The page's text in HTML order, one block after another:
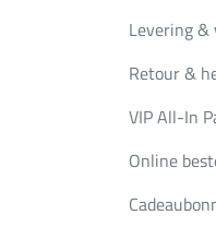
Levering &
Retour &
VIP All-In
Online